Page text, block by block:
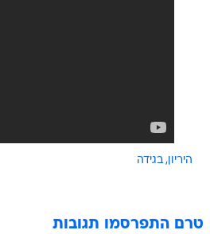
היריון בגידה
טרם התפרסמו תגובות